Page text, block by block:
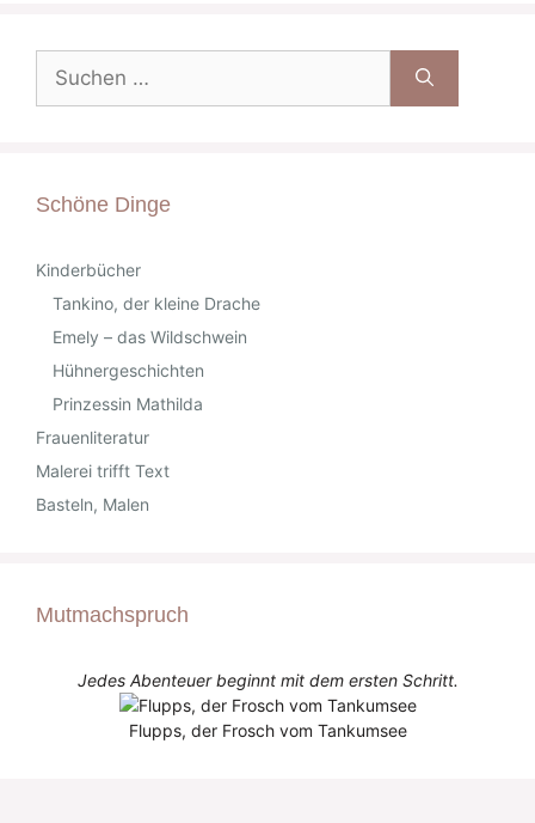
nach:
Schöne Dinge
Kinderbücher
Tankino, der kleine Drache
Emely – das Wildschwein
Hühnergeschichten
Prinzessin Mathilda
Frauenliteratur
Malerei trifft Text
Basteln, Malen
Mutmachspruch
Jedes Abenteuer beginnt mit dem ersten Schritt.
Flupps, der Frosch vom Tankumsee